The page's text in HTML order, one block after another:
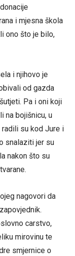
i mjesna škola
ono što je bilo,
i njihovo je
od gazda
Pa i oni koji
na bojišnicu, u
su kod Jure i
snalaziti jer su
nakon što su
nagovori da
carstvo,
mirovinu te
smjernice o